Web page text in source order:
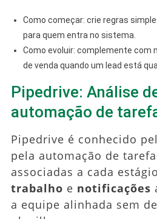
Como começar: crie regras
para quem entra no sistema.
Como evoluir: complemente com
de venda quando um lead está
Pipedrive: Análise
automação de
Pipedrive é conhecido
pela automação de
associadas a cada
trabalho e notificações
a equipe alinhada sem